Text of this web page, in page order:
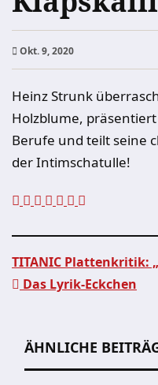
Okt. 9, 2020
Heinz Strunk
Holzblume,
Berufe und teilt seine
der Intimschatulle!
TITANIC Plattenkritik:
Das Lyrik-Eckchen
ÄHNLICHE